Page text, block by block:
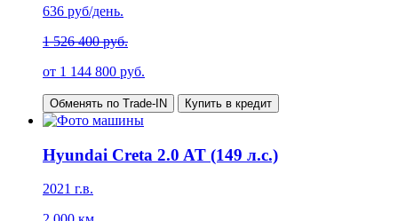
636 руб/день.
1 526 400 руб.
от 1 144 800 руб.
Обменять по Trade-IN Купить в кредит
Hyundai Creta 2.0 AT (149 л.с.)
2021 г.в.